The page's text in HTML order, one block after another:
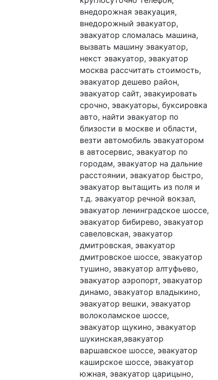
внедорожная эвакуация,
внедорожный эвакуатор,
эвакуатор сломалась машина,
вызвать машину эвакуатор,
некст эвакуатор, эвакуатор
москва рассчитать стоимость,
эвакуатор дешево район,
эвакуатор сайт, эвакуировать
срочно, эвакуаторы, буксировка
авто, найти эвакуатор по
близости в москве и области,
везти автомобиль эвакуатором
в автосервис, эвакуатор по
городам, эвакуатор на дальние
расстоянии, эвакуатор быстро,
эвакуатор вытащить из поля и
т.д. эвакуатор речной вокзал,
эвакуатор ленинградское шоссе,
эвакуатор бибирево, эвакуатор
савеловская, эвакуатор
дмитровская, эвакуатор
дмитровское шоссе, эвакуатор
тушино, эвакуатор алтуфьево,
эвакуатор аэропорт, эвакуатор
динамо, эвакуатор владыкино,
эвакуатор вешки, эвакуатор
волоколамское шоссе,
эвакуатор щукино, эвакуатор
шукинская,эвакуатор
варшавское шоссе, эвакуатор
каширское шоссе, эвакуатор
южная, эвакуатор царицыно,